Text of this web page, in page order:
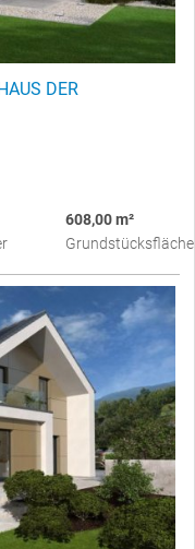
DER
608,00 m²
Grundstücksfläche